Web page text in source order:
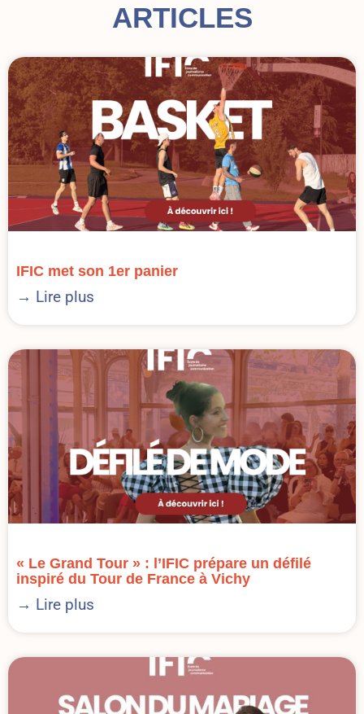
ARTICLES
IFIC met son 1er panier
→ Lire plus
« Le Grand Tour » : l’IFIC prépare un défilé
inspiré du Tour de France à Vichy
→ Lire plus